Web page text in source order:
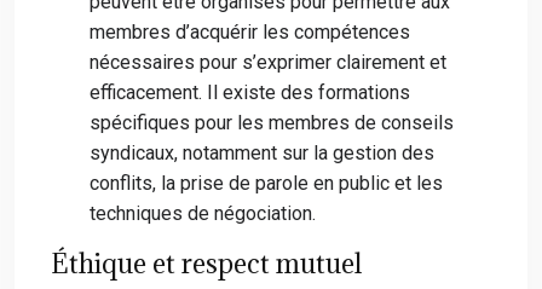
membres d’acquérir les compétences
nécessaires pour s’exprimer clairement et
efficacement. Il existe des formations
spécifiques pour les membres de conseils
syndicaux, notamment sur la gestion des
conflits, la prise de parole en public et les
techniques de négociation.
Éthique et respect mutuel